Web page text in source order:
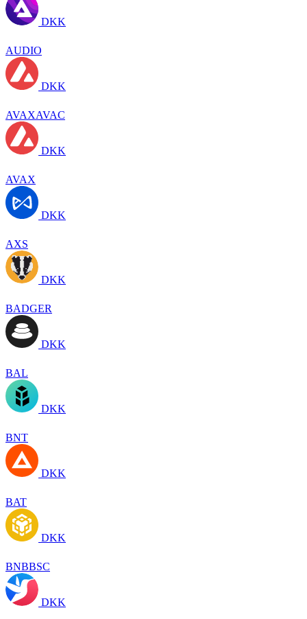
DKK
AUDIO
DKK
AVAXAVAC
DKK
AVAX
DKK
AXS
DKK
BADGER
DKK
BAL
DKK
BNT
DKK
BAT
DKK
BNBBSC
DKK